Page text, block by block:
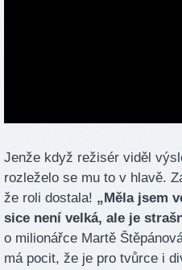
Jenže když režisér viděl
rozleželo se mu to v hlavě.
že roli dostala! „Měla jsem
sice není velká, ale je
o milionářce Martě
má pocit, že je pro tvůrce i